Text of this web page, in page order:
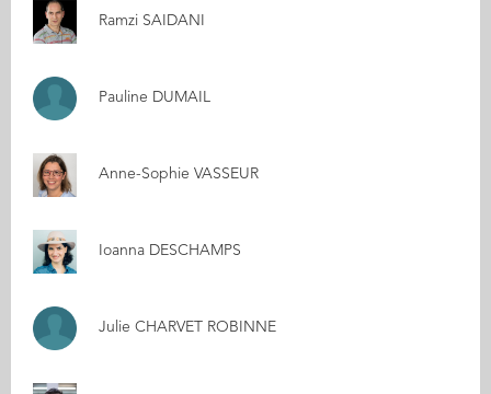
Ramzi SAIDANI
Pauline DUMAIL
Anne-Sophie VASSEUR
Ioanna DESCHAMPS
Julie CHARVET ROBINNE